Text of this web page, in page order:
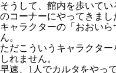
そうして、館内を歩いて
のコーナーにやってきまし
キャラクターの「おおい
ん。
ただこういうキャラクタ
しれません。
早速、1人でカルタをやっ